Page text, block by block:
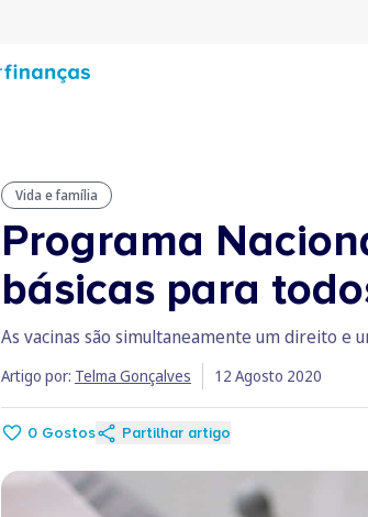
Vida e família
Programa
básicas para
As vacinas são simultaneamente um direito e
Artigo por: Telma Gonçalves 12 Agosto 2020
0 Gostos Partilhar artigo